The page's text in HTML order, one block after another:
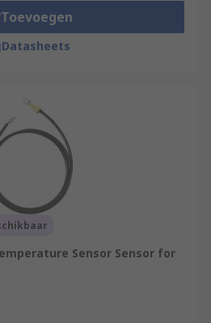
Toevoegen
Datasheets
Sensor Sensor for